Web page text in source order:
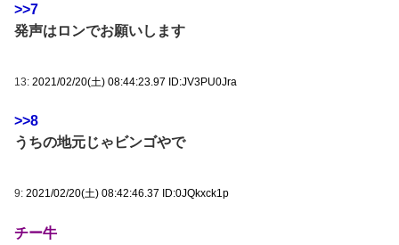
>>7
発声はロンでお願いします
13: 2021/02/20(土) 08:44:23.97 ID:JV3PU0Jra
>>8
うちの地元じゃビンゴやで
9: 2021/02/20(土) 08:42:46.37 ID:0JQkxck1p
チー牛